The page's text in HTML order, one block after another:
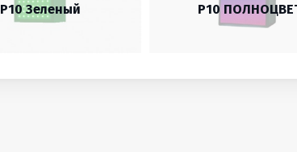
P10 Зеленый P10